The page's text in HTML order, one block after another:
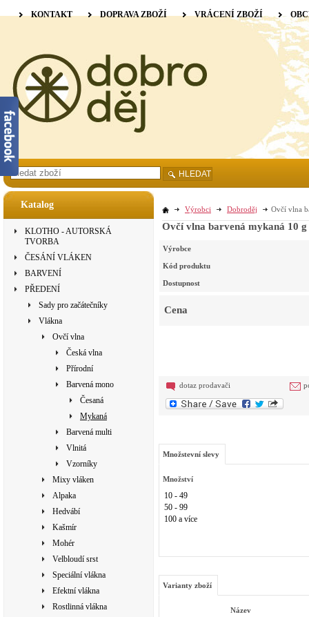
Katalog
KLOTHO - AUTORSKÁ
TVORBA
ČESÁNÍ VLÁKEN
BARVENÍ
PŘEDENÍ
Sady pro začátečníky
Vlákna
Ovčí vlna
Česká vlna
Přírodní
Barvená mono
Česaná
Mykaná
Barvená multi
Vlnitá
Vzorníky
Mixy vláken
Alpaka
Hedvábí
Kašmír
Mohér
Velbloudí srst
Speciální vlákna
Efektní vlákna
Rostlinná vlákna
Výrobci Dobroděj Ovčí vlna
Ovčí vlna barvená mykaná 10
Výrobce
Kód produktu
Dostupnost
Cena
dotaz prodavači
Množstevní slevy
Množství
10 - 49
50 - 99
100 a více
Varianty zboží
Název
KONTAKT DOPRAVA ZBOŽÍ VRÁCENÍ ZBOŽÍ
HLEDAT